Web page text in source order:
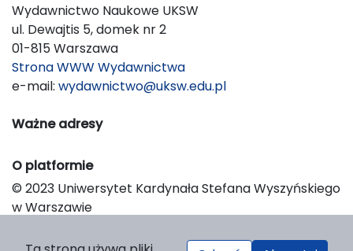
Wydawnictwo Naukowe UKSW
ul. Dewajtis 5, domek nr 2
01-815 Warszawa
Strona WWW Wydawnictwa
e-mail: wydawnictwo@uksw.edu.pl
Ważne adresy
O platformie
© 2023 Uniwersytet Kardynała Stefana Wyszyńskiego
w Warszawie
Platform & Workflow by OJS/PKP